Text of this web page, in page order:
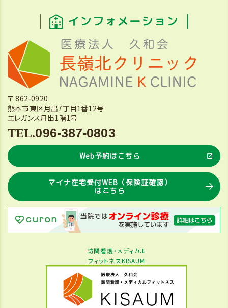
インフォメーション
〒 862-0920
熊本市東区月出7丁目1番12号
エレガンス月出1階1号
096-387-0803
Web予約はこちら
マイナ在宅受付WEB（保険証確認）
はこちら
訪問看護・メディカル
フィットネスKISAUM